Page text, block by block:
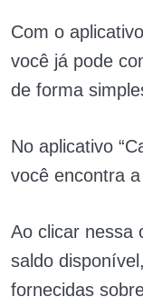
Com o
você já pode
de forma
No aplicativo
você encontra a
Ao clicar nessa
saldo
fornecidas